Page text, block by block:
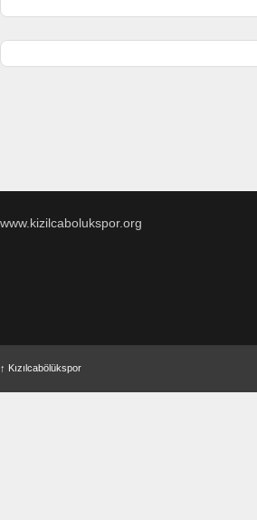
www.kizilcabolukspor.org
↑ Kızılcabölükspor